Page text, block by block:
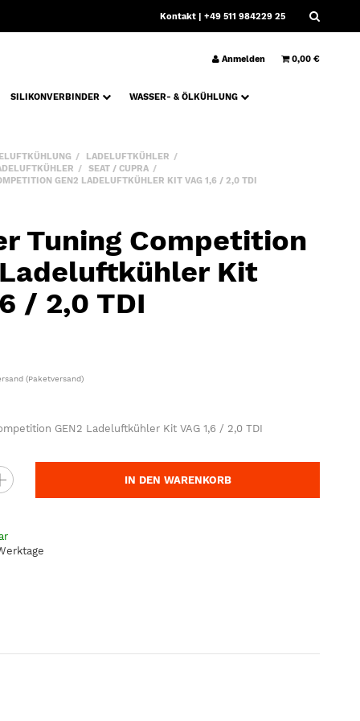
Kontakt | +49 511 984229 25
Anmelden 0,00 €
SILIKONVERBINDER
WASSER- & ÖLKÜHLUNG
LADELUFTKÜHLER
SEAT / CUPRA
GEN2 LADELUFTKÜHLER KIT VAG 1,6 / 2,0 TDI
Tuning Competition
Ladeluftkühler Kit
/ 2,0 TDI
(Paketversand)
GEN2 Ladeluftkühler Kit VAG 1,6 / 2,0 TDI
IN DEN WARENKORB